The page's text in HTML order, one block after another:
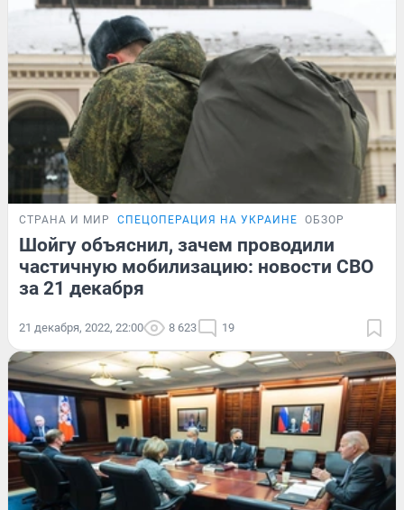
СТРАНА И МИР СПЕЦОПЕРАЦИЯ НА УКРАИНЕ ОБЗОР
Шойгу объяснил, зачем проводили
частичную мобилизацию: новости СВО
за 21 декабря
21 декабря, 2022, 22:00 8 623 19